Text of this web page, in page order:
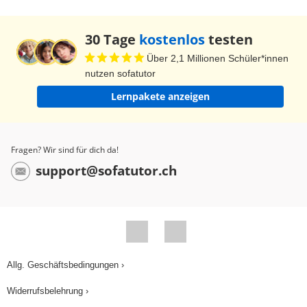
Satz an und drücke kurz auf Pause. John had
been travelling for two months when he ran out of
money. John war schon 2 Monate auf Reisen
gewesen, als ihm das Geld ausging. Hier geht es
noch andauerte. Deshalb wird das Past Perfect
Progressive verwendet. Exercise 4: Drücke eben
already left by the time I arrived. Lane war schon
das Past Perfect. Exercise 5: Drücke kurz auf
the station. Der Zug war schon abgefahren, als
30 Tage kostenlostesten
Über 2,1 Millionen Schüler*innen
nutzen sofatutor
Lernpakete anzeigen
Fragen? Wir sind für dich da!
support@sofatutor.ch
Allg. Geschäftsbedingungen ›
Widerrufsbelehrung ›